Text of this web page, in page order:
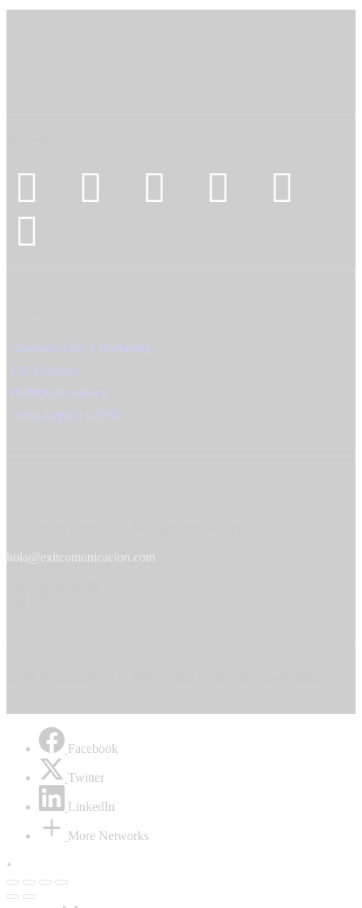
Comunicación y Marketing
Exit Editorial
Política de cookies
Aviso Legal y LOPD
hola@exitcomunicacion.com
Facebook
Twitter
LinkedIn
More Networks